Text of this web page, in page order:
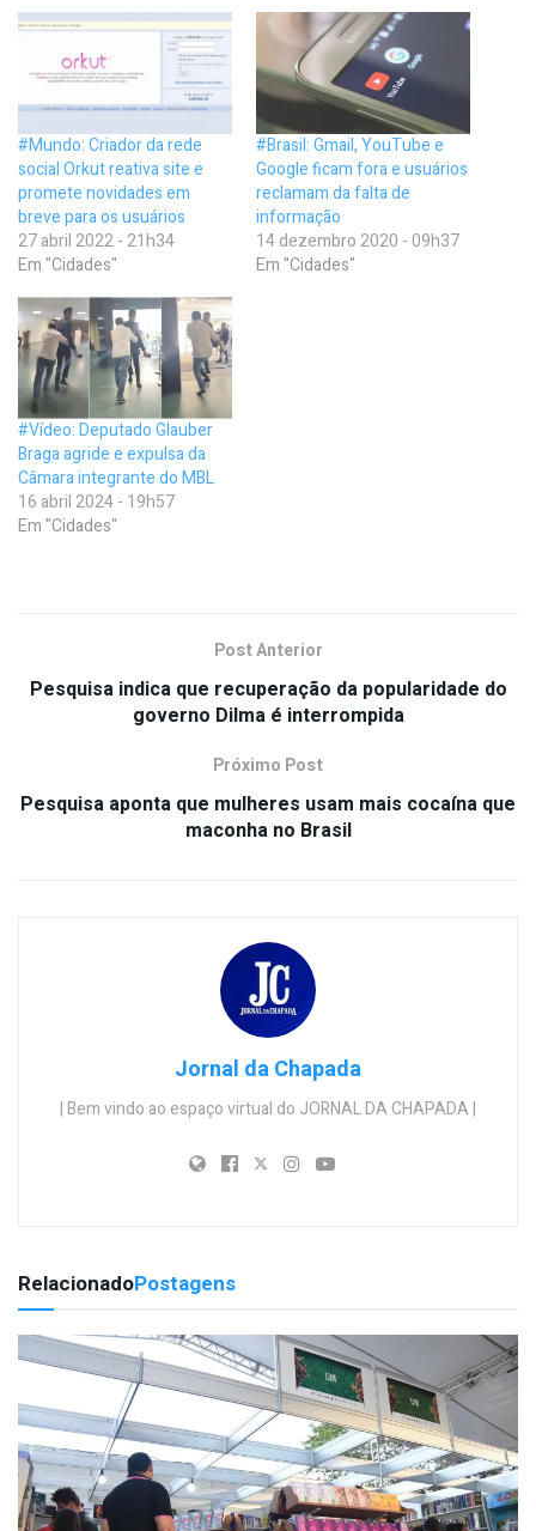
#Mundo: Criador da rede
social Orkut reativa site e
promete novidades em
breve para os usuários
27 abril 2022 - 21h34
Em "Cidades"
#Brasil: Gmail, YouTube e
Google ficam fora e usuários
reclamam da falta de
informação
14 dezembro 2020 - 09h37
Em "Cidades"
#Vídeo: Deputado Glauber
Braga agride e expulsa da
Câmara integrante do MBL
16 abril 2024 - 19h57
Em "Cidades"
Post Anterior
Pesquisa indica que recuperação da popularidade do
governo Dilma é interrompida
Próximo Post
Pesquisa aponta que mulheres usam mais cocaína que
maconha no Brasil
Jornal da Chapada
| Bem vindo ao espaço virtual do JORNAL DA CHAPADA |
RelacionadoPostagens